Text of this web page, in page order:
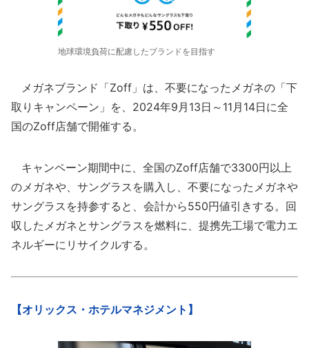
地球環境負荷に配慮したブランドを目指す
メガネブランド「Zoff」は、不要になったメガネの「下
取りキャンペーン」を、2024年9月13日～11月14日に全
国のZoff店舗で開催する。
キャンペーン期間中に、全国のZoff店舗で3300円以上
のメガネや、サングラスを購入し、不要になったメガネや
サングラスを持参すると、会計から550円値引きする。回
収したメガネとサングラスを燃料に、提携先工場で電力エ
ネルギーにリサイクルする。
【オリックス・ホテルマネジメント】